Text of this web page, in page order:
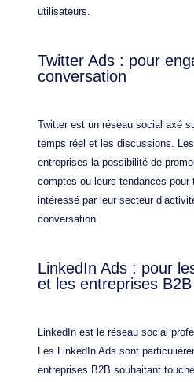
utilisateurs.
Twitter Ads : pour
conversation
Twitter est un réseau social axé
temps réel et les discussions.
entreprises la possibilité de
comptes ou leurs tendances pour
intéressé par leur secteur
conversation.
LinkedIn Ads : pour
et les entreprises B2B
LinkedIn est le réseau social
Les LinkedIn Ads sont
entreprises B2B souhaitant